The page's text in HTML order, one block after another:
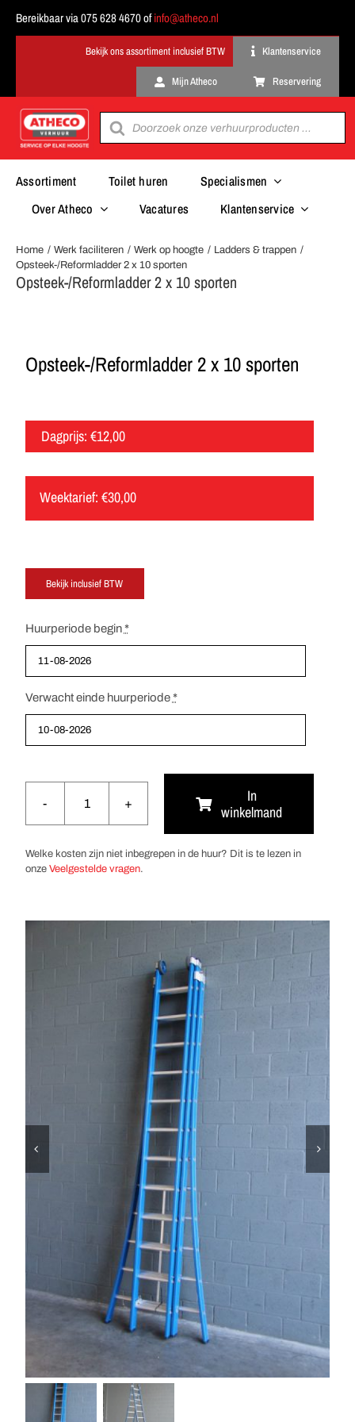
Bereikbaar via 075 628 4670 ofinfo@atheco.nl
Klantenservice
Mijn Atheco Reservering
Producten
zoeken
Assortiment Toilet huren
Specialismen
Over Atheco
Vacatures Klantenservice
Home Werk faciliteren Werk op hoogte
Ladders & trappen
Opsteek-/Reformladder 2 x 10 sporten
Opsteek-/Reformladder 2 x 10 sporten
Opsteek-/Reformladder 2 x 10 sporten
Dagprijs: €12,00
Weektarief: €30,00
Huurperiode begin*
Verwacht einde huurperiode*
Opsteek-/Reformladder
2
10
In
winkelmand
Welke kosten zijn niet inbegrepen in de huur? Dit is te lezen in
onze Veelgestelde vragen.